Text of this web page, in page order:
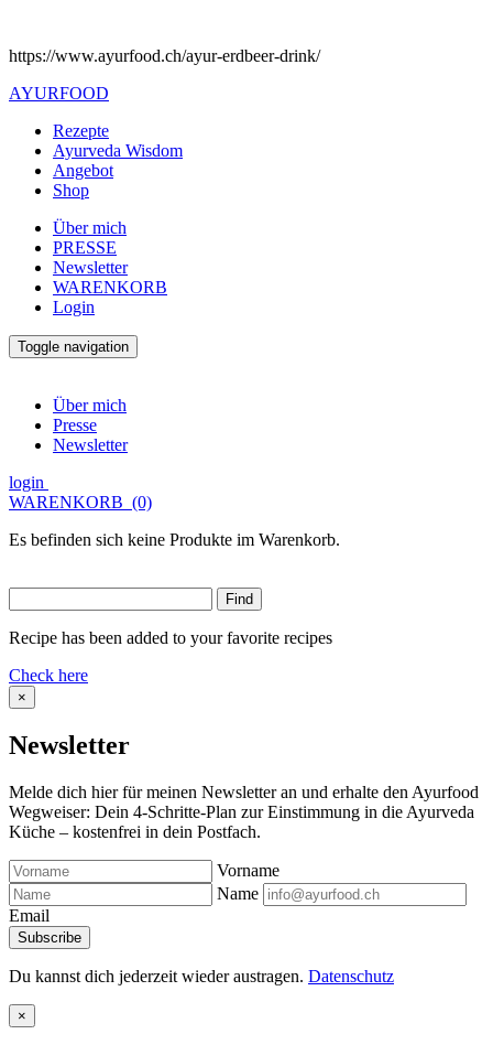
https://www.ayurfood.ch/ayur-erdbeer-drink/
AYURFOOD
Rezepte
Ayurveda Wisdom
Angebot
Shop
Über mich
PRESSE
Newsletter
WARENKORB
Login
Toggle navigation
Über mich
Presse
Newsletter
login
WARENKORB (0)
Es befinden sich keine Produkte im Warenkorb.
Recipe has been added to your favorite recipes
Check here
×
Newsletter
Melde dich hier für meinen Newsletter an und erhalte den Ayurfood
Wegweiser: Dein 4-Schritte-Plan zur Einstimmung in die Ayurveda
Küche – kostenfrei in dein Postfach.
Vorname
Name
Email
Du kannst dich jederzeit wieder austragen. Datenschutz
×